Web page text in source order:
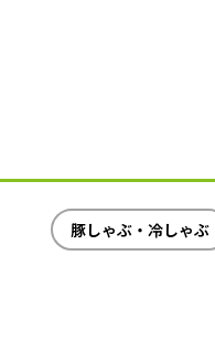
豚しゃぶ・冷しゃぶ